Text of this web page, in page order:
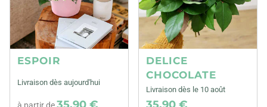
ESPOIR
Livraison dès aujourd'hui
35,90 €
DELICE
CHOCOLATE
Livraison dès le 10 août
35,90 €